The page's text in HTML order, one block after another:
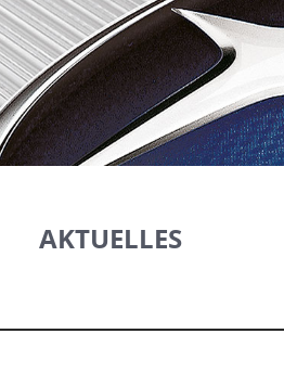
AKTUELLES